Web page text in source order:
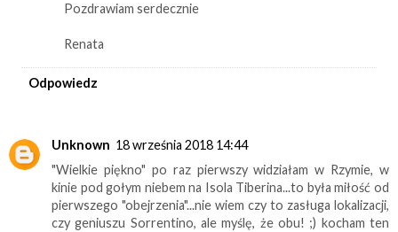
Pozdrawiam serdecznie
Renata
Odpowiedz
Unknown 18 września 2018 14:44
"Wielkie piękno" po raz pierwszy widziałam w Rzymie, w
kinie pod gołym niebem na Isola Tiberina...to była miłość od
pierwszego "obejrzenia"...nie wiem czy to zasługa lokalizacji,
czy geniuszu Sorrentino, ale myślę, że obu! ;) kocham ten